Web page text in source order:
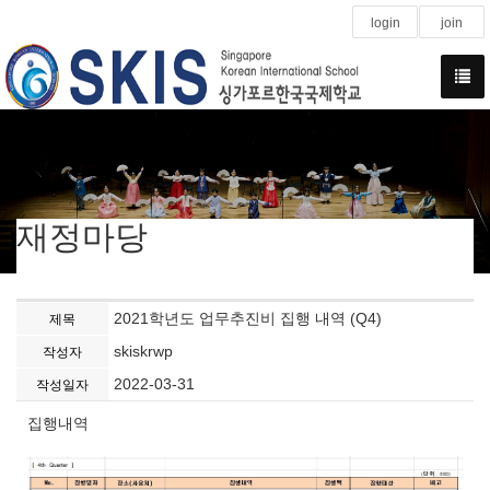
login join
재정마당
제목 2021학년도 업무추진비 집행 내역 (Q4)
작성자 skiskrwp
작성일자 2022-03-31
집행내역